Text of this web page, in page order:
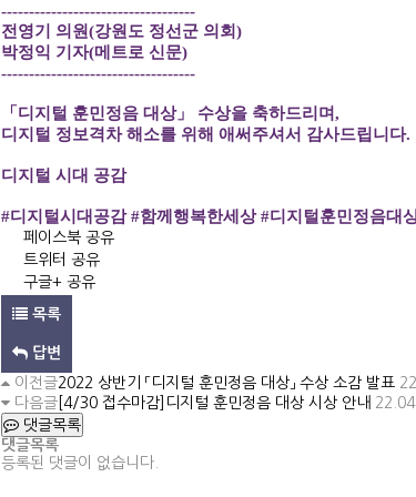
-----------------------------------
전영기 의원(강원도 정선군 의회)
박정익 기자(메트로 신문)
-----------------------------------
「디지털 훈민정음 대상」 수상을 축하드리며,
디지털 정보격차 해소를 위해 애써주셔서 감사드립니다.
디지털 시대 공감
#디지털시대공감 #함께행복한세상 #디지털훈민정음대
페이스북 공유
트위터 공유
구글+ 공유
목록
답변
이전글2022 상반기 「디지털 훈민정음 대상」 수상 소감 발표
다음글 [4/30 접수마감]디지털 훈민정음 대상 시상 안내
댓글목록
댓글목록
등록된 댓글이 없습니다.